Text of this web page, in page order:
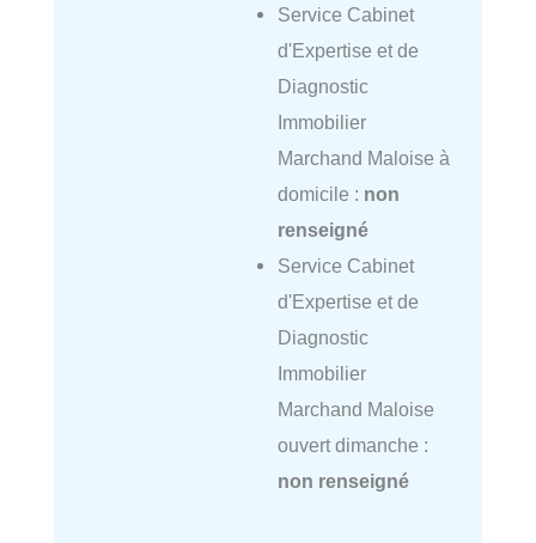
Service Cabinet
d'Expertise et de
Diagnostic
Immobilier
Marchand Maloise à
domicile : non
renseigné
Service Cabinet
d'Expertise et de
Diagnostic
Immobilier
Marchand Maloise
ouvert dimanche :
non renseigné